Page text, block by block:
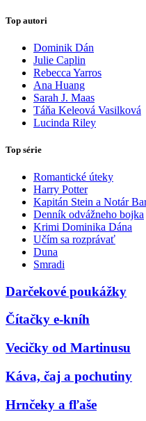
Top autori
Dominik Dán
Julie Caplin
Rebecca Yarros
Ana Huang
Sarah J. Maas
Táňa Keleová Vasilková
Lucinda Riley
Top série
Romantické úteky
Harry Potter
Kapitán Stein a Notár
Denník odvážneho bojka
Krimi Dominika Dána
Učím sa rozprávať
Duna
Smradi
Darčekové poukážky
Čítačky e-kníh
Vecičky od Martinusu
Káva, čaj a pochutiny
Hrnčeky a fľaše